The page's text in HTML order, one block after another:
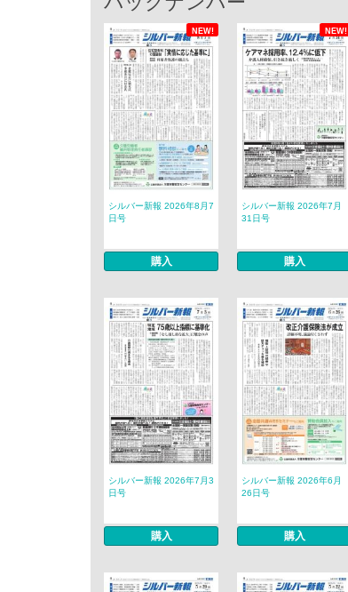
NEW! NEW!
シルバー新報 2026年8月7
日号
購入
シルバー新報 2026年7月
31日号
購入
シルバー新報 2026年7月3
日号
購入
シルバー新報 2026年6月
26日号
購入